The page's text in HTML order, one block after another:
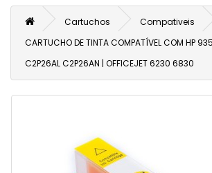
Cartuchos
Compativeis
CARTUCHO DE TINTA COMPATÍVEL COM HP
C2P26AL C2P26AN | OFFICEJET 6230 6830